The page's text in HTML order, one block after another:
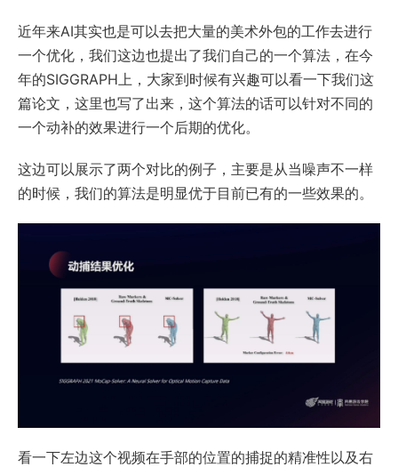
近年来AI其实也是可以去把大量的美术外包的工作去进行
一个优化，我们这边也提出了我们自己的一个算法，在今
年的SIGGRAPH上，大家到时候有兴趣可以看一下我们这
篇论文，这里也写了出来，这个算法的话可以针对不同的
一个动补的效果进行一个后期的优化。
这边可以展示了两个对比的例子，主要是从当噪声不一样
的时候，我们的算法是明显优于目前已有的一些效果的。
看一下左边这个视频在手部的位置的捕捉的精准性以及右